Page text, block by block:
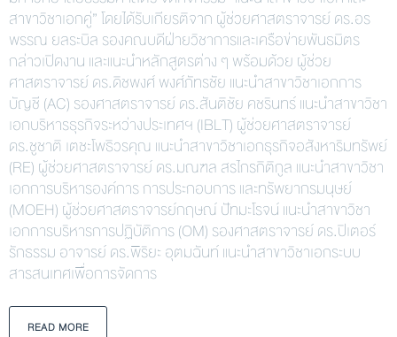
สาขาวิชาเอกคู่” โดยได้รับเกียรติจาก ผู้ช่วยศาสตราจารย์ ดร.อร
พรรณ ยลระบิล รองคณบดีฝ่ายวิชาการและเครือข่ายพันธมิตร
กล่าวเปิดงาน และแนะนำหลักสูตรต่าง ๆ พร้อมด้วย ผู้ช่วย
ศาสตราจารย์ ดร.ดิชพงศ์ พงศ์ภัทรชัย แนะนำสาขาวิชาเอกการ
บัญชี (AC) รองศาสตราจารย์ ดร.สันติชัย คชรินทร์ แนะนำสาขาวิชา
เอกบริหารธุรกิจระหว่างประเทศฯ (IBLT) ผู้ช่วยศาสตราจารย์
ดร.ชูชาติ เตชะโพธิวรคุณ แนะนำสาขาวิชาเอกธุรกิจอสังหาริมทรัพย์
(RE) ผู้ช่วยศาสตราจารย์ ดร.มณฑล สรไกรกิติกูล แนะนำสาขาวิชา
เอกการบริหารองค์การ การประกอบการ และทรัพยากรมนุษย์
(MOEH) ผู้ช่วยศาสตราจารย์กฤษณ์ ปัทมะโรจน์ แนะนำสาขาวิชา
เอกการบริหารการปฏิบัติการ (OM) รองศาสตราจารย์ ดร.ปิเตอร์
รักธรรม อาจารย์ ดร.พิริยะ อุตมฉันท์ แนะนำสาขาวิชาเอกระบบ
สารสนเทศเพื่อการจัดการ
READ MORE